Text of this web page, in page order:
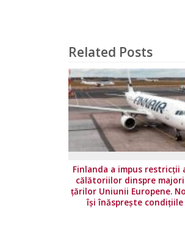
Related Posts
Finlanda a impus restricţii
călătoriilor dinspre
ţărilor Uniunii Europene.
își înăsprește condițiile